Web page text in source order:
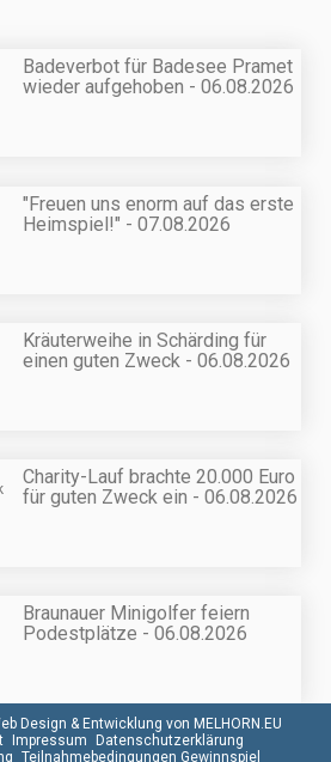
Badeverbot für Badesee Pramet
wieder aufgehoben - 06.08.2026
"Freuen uns enorm auf das erste
Heimspiel!" - 07.08.2026
Kräuterweihe in Schärding für
einen guten Zweck - 06.08.2026
Charity-Lauf brachte 20.000 Euro
für guten Zweck ein - 06.08.2026
Braunauer Minigolfer feiern
Podestplätze - 06.08.2026
Design & Entwicklung von MELHORN.EU
Impressum
Datenschutzerklärung
Teilnahmebedingungen Gewinnspiel